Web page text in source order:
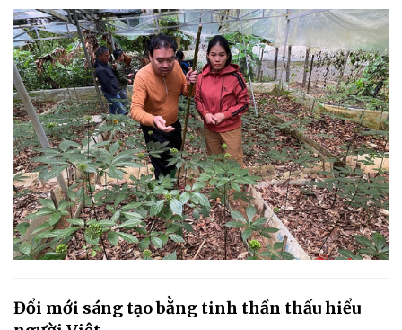
Đổi mới sáng tạo bằng tinh thần thấu hiểu